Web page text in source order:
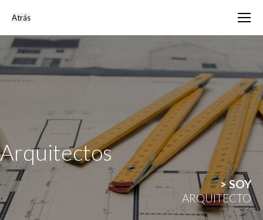
Arquitectos
> SOY
ARQUITECTO